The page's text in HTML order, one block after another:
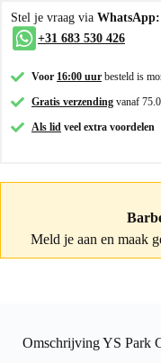
Stel je vraag via WhatsApp:
+31 683 530 426
Voor 16:00 uur besteld is
Gratis verzending vanaf
Als lid veel extra voordelen
Meld je aan en maak
Omschrijving YS Park